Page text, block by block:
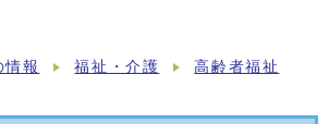
情報 福祉・介護 高齢者福祉